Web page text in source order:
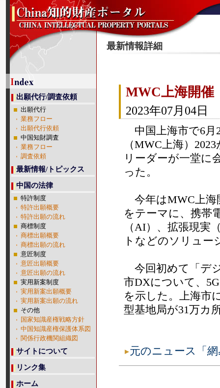
最新情報詳細
MWC上海開
2023年07月04日
中国上海市で6月
（MWC上海）
リーダーが一堂に
った。
今年はMWC上海
をテーマに、携帯
（AI）、拡張現実
トなどのソリュー
今回初めて「デ
市DXについて、
を示した。上海市
型基地局が31万カ
元のニュース「
出願代行/調査依頼
出願代行
業務フロー
出願代行依頼
中国知財調査
業務フロー
調査依頼
最新情報/トピックス
中国の法律
特許制度
特許出願概要
特許出願の流れ
商標制度
商標出願概要
商標出願の流れ
意匠制度
意匠出願概要
意匠出願の流れ
実用新案制度
実用新案出願概要
実用新案出願の流れ
その他
国家知識産権戦略方針
中国知識産権保護体系図
関係行政機関組織図
サイトについて
リンク集
ホーム